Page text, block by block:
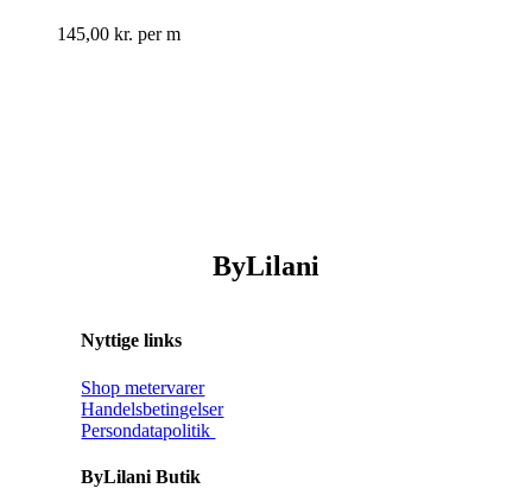
145,00 kr. per m
ByLilani
Nyttige links
Shop metervarer
Handelsbetingelser
Persondatapolitik
ByLilani Butik